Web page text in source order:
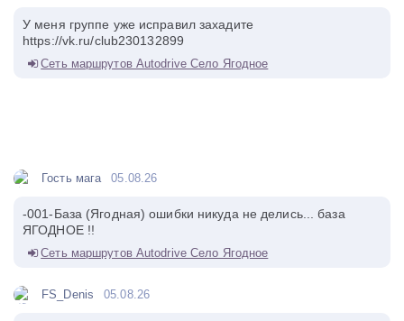
У меня группе уже исправил захадите
https://vk.ru/club230132899
Сеть маршрутов Autodrive Село Ягодное
Гость мага 05.08.26
-001-База (Ягодная) ошибки никуда не делись... база
ЯГОДНОЕ !!
Сеть маршрутов Autodrive Село Ягодное
FS_Denis 05.08.26